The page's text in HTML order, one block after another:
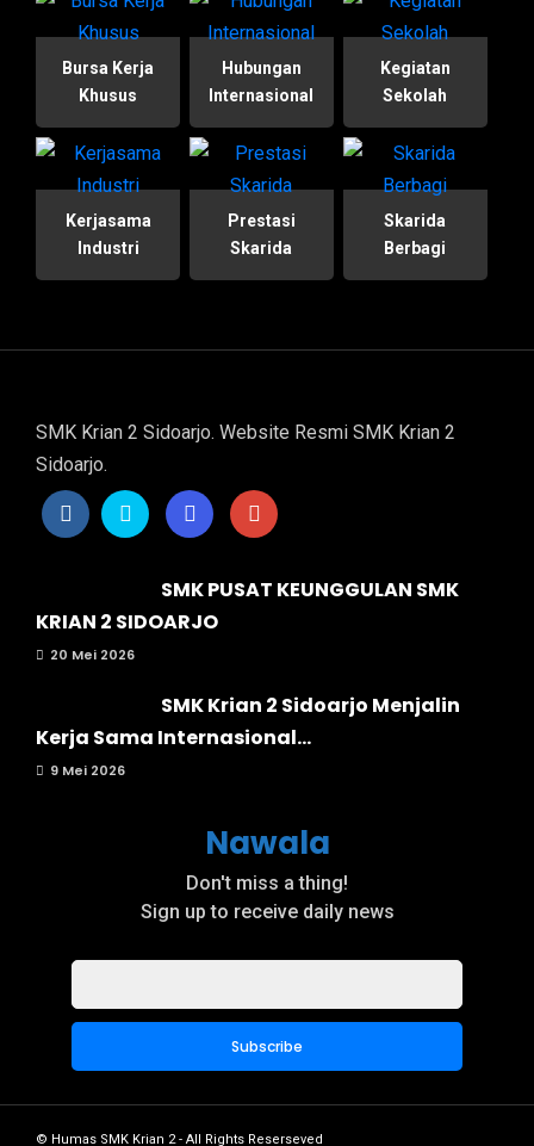
Bursa Kerja
Khusus
Hubungan
Internasional
Kegiatan
Sekolah
Kerjasama
Industri
Prestasi
Skarida
Skarida
Berbagi
SMK Krian 2 Sidoarjo. Website Resmi SMK Krian 2
Sidoarjo.
SMK PUSAT KEUNGGULAN SMK
KRIAN 2 SIDOARJO
20 Mei 2026
SMK Krian 2 Sidoarjo Menjalin
Kerja Sama Internasional...
9 Mei 2026
Nawala
Don't miss a thing!
Sign up to receive daily news
© Humas SMK Krian 2 - All Rights Reserseved